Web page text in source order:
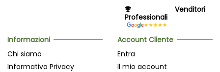
Venditori
Professionali
Informazioni
Chi siamo
Informativa Privacy
Account Cliente
Entra
Il mio account